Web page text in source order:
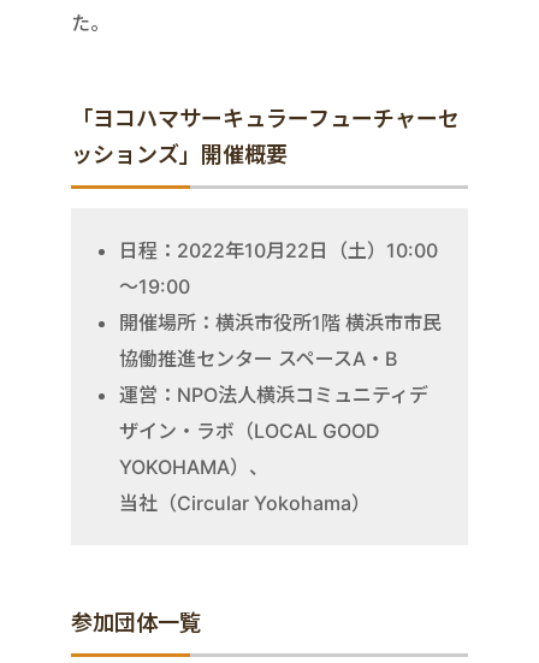
た。
「ヨコハマサーキュラーフューチャーセ
ッションズ」開催概要
日程：2022年10月22日（土）10:00
～19:00
開催場所：横浜市役所1階 横浜市市民
協働推進センター スペースA・B
運営：NPO法人横浜コミュニティデ
ザイン・ラボ（LOCAL GOOD
YOKOHAMA）、
当社（Circular Yokohama）
参加団体一覧